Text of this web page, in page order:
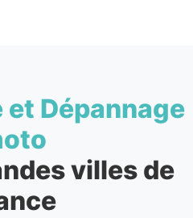
et Dépannage
villes de